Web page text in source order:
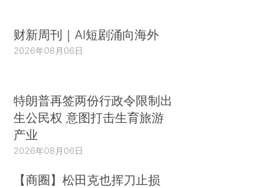
财新周刊｜AI短剧涌向海外
2026年08月06日
特朗普再签两份行政令限制出
生公民权 意图打击生育旅游
产业
2026年08月06日
【商圈】松田克也挥刀止损